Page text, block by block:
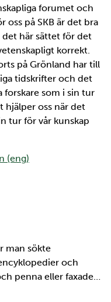
forumet och
oss på SKB är det bra
här sättet för det
korrekt.
på Grönland har till
tidskrifter och det
som i sin tur
hjälper oss när det
tur för vår kunskap
(eng)
man sökte
och
penna eller faxade
Det är inte